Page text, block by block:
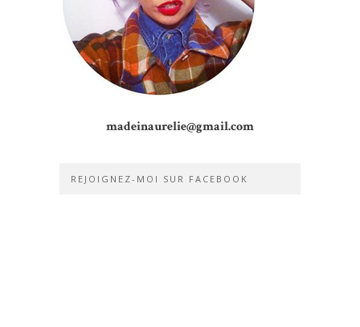
madeinaurelie@gmail.com
REJOIGNEZ-MOI SUR FACEBOOK